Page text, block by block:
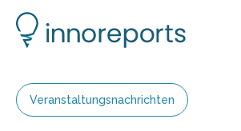
Veranstaltungsnachrichten